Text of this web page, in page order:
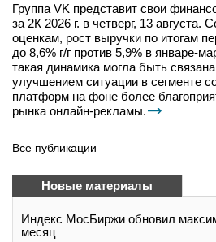
Группа VK представит свои
за 2К 2026 г. в четверг, 13 августа.
оценкам, рост выручки по итогам
до 8,6% г/г против 5,9% в январе-
такая динамика могла быть
улучшением ситуации в сегменте
платформ на фоне более
рынка онлайн-рекламы.
Все публикации
Новые материалы
Индекс МосБиржи обновил
месяц